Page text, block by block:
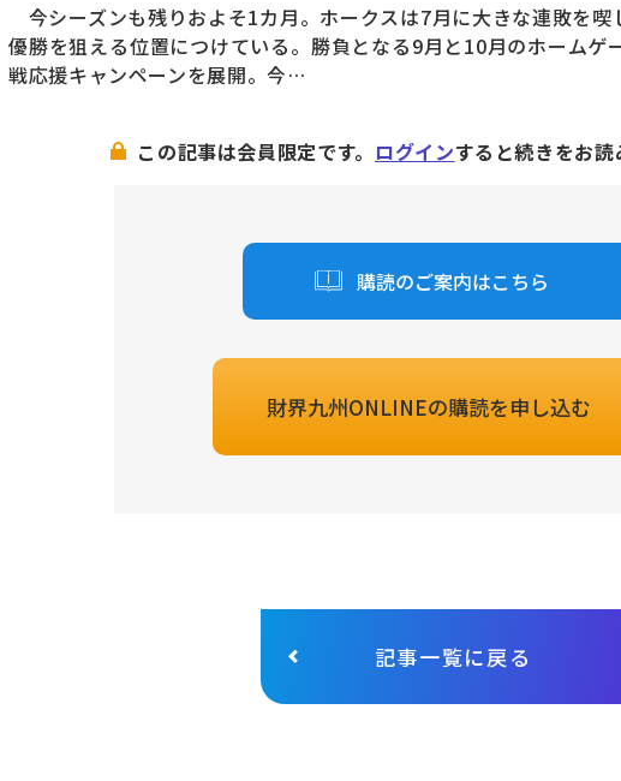
今シーズンも残りおよそ1カ月。ホークスは7月に大きな連敗を
優勝を狙える位置につけている。勝負となる9月と10月のホームゲ
戦応援キャンペーンを展開。今…
この記事は会員限定です。 ログインすると続きをお読
購読のご案内はこちら
財界九州ONLINEの購読を申し込む
記事一覧に戻る